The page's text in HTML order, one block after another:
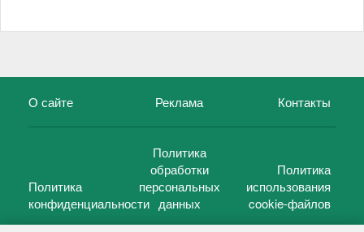
О сайте Реклама Контакты
Политика
конфиденциальности
Политика
обработки
персональных
данных
Политика
использования
cookie-файлов